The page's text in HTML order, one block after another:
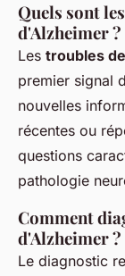
Quels sont
d'Alzheimer ?
Les troubles
premier signal
nouvelles
récentes ou
questions
pathologie
Comment
d'Alzheimer ?
Le diagnostic